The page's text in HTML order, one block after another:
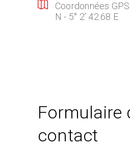
Coordonnées GPS
N - 5° 2’ 42.68 E
Formulaire
contact